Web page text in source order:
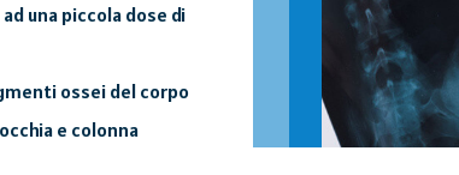
una piccola dose di
ossei del corpo
e colonna